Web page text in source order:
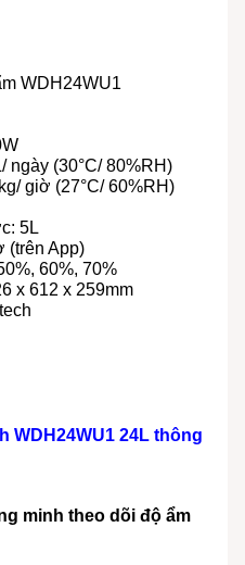
WDH24WU1
ngày (30°C/ 80%RH)
giờ (27°C/ 60%RH)
5L
(trên App)
60%, 70%
x 612 x 259mm
WDH24WU1 24L thông
minh theo dõi độ ẩm